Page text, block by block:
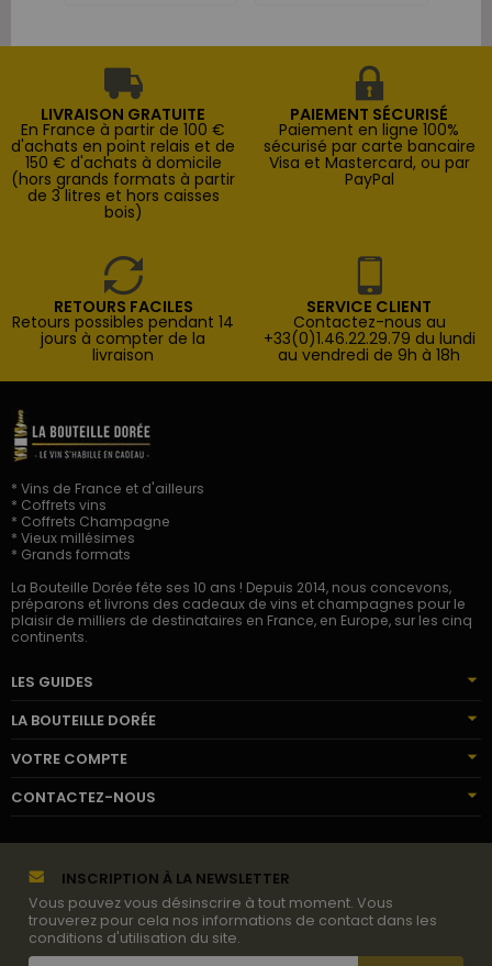
LIVRAISON GRATUITE
En France à partir de 100 €
d'achats en point relais et de
150 € d'achats à domicile
(hors grands formats à partir
de 3 litres et hors caisses
bois)
PAIEMENT SÉCURISÉ
Paiement en ligne 100%
sécurisé par carte bancaire
Visa et Mastercard, ou par
PayPal
RETOURS FACILES
Retours possibles pendant 14
jours à compter de la
livraison
SERVICE CLIENT
Contactez-nous au
+33(0)1.46.22.29.79 du lundi
au vendredi de 9h à 18h
* Vins de France et d'ailleurs
* Coffrets vins
* Coffrets Champagne
* Vieux millésimes
* Grands formats
La Bouteille Dorée fête ses 10 ans ! Depuis 2014, nous concevons,
préparons et livrons des cadeaux de vins et champagnes pour le
plaisir de milliers de destinataires en France, en Europe, sur les cinq
continents.
LES GUIDES
LA BOUTEILLE DORÉE
VOTRE COMPTE
CONTACTEZ-NOUS
INSCRIPTION À LA NEWSLETTER
Vous pouvez vous désinscrire à tout moment. Vous
trouverez pour cela nos informations de contact dans les
conditions d'utilisation du site.